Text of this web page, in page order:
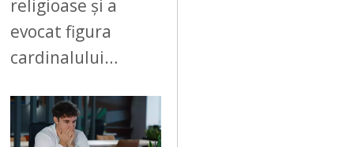
religioase și a
evocat figura
cardinalului…